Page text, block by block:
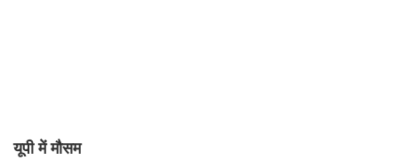
यूपी में मौसम